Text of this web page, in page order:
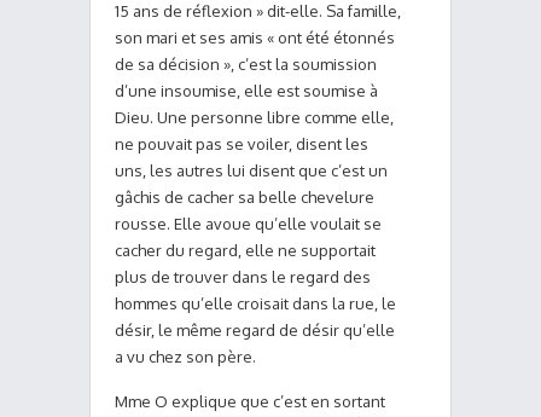
15 ans de réflexion » dit-elle. Sa famille,
son mari et ses amis « ont été étonnés
de sa décision », c’est la soumission
d’une insoumise, elle est soumise à
Dieu. Une personne libre comme elle,
ne pouvait pas se voiler, disent les
uns, les autres lui disent que c’est un
gâchis de cacher sa belle chevelure
rousse. Elle avoue qu’elle voulait se
cacher du regard, elle ne supportait
plus de trouver dans le regard des
hommes qu’elle croisait dans la rue, le
désir, le même regard de désir qu’elle
a vu chez son père.
Mme O explique que c’est en sortant